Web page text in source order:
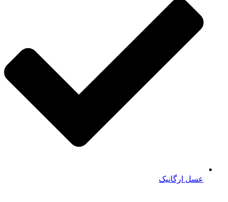
عسل ارگانیک